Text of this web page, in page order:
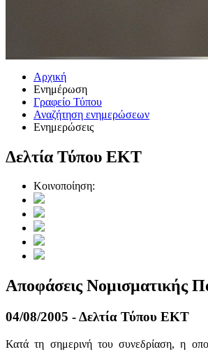
Αρχική
Ενημέρωση
Γραφείο Τύπου
Αναζήτηση ενημερώσεων
Ενημερώσεις
Δελτία Τύπου ΕΚΤ
Κοινοποίηση:
Αποφάσεις Νομισματικής
04/08/2005 - Δελτία Τύπου ΕΚΤ
Κατά τη σημερινή του συνεδρίαση, η